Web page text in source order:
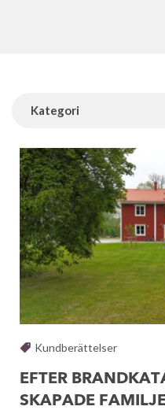
Kategori
Kundberättelser
EFTER
SKAPADE